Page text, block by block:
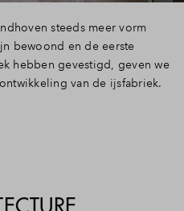
steeds meer vorm
bewoond en de eerste
hebben gevestigd, geven we
van de ijsfabriek.